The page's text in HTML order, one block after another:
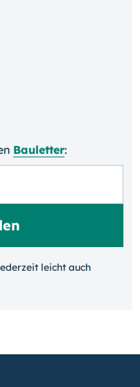
Bauletter:
leicht auch